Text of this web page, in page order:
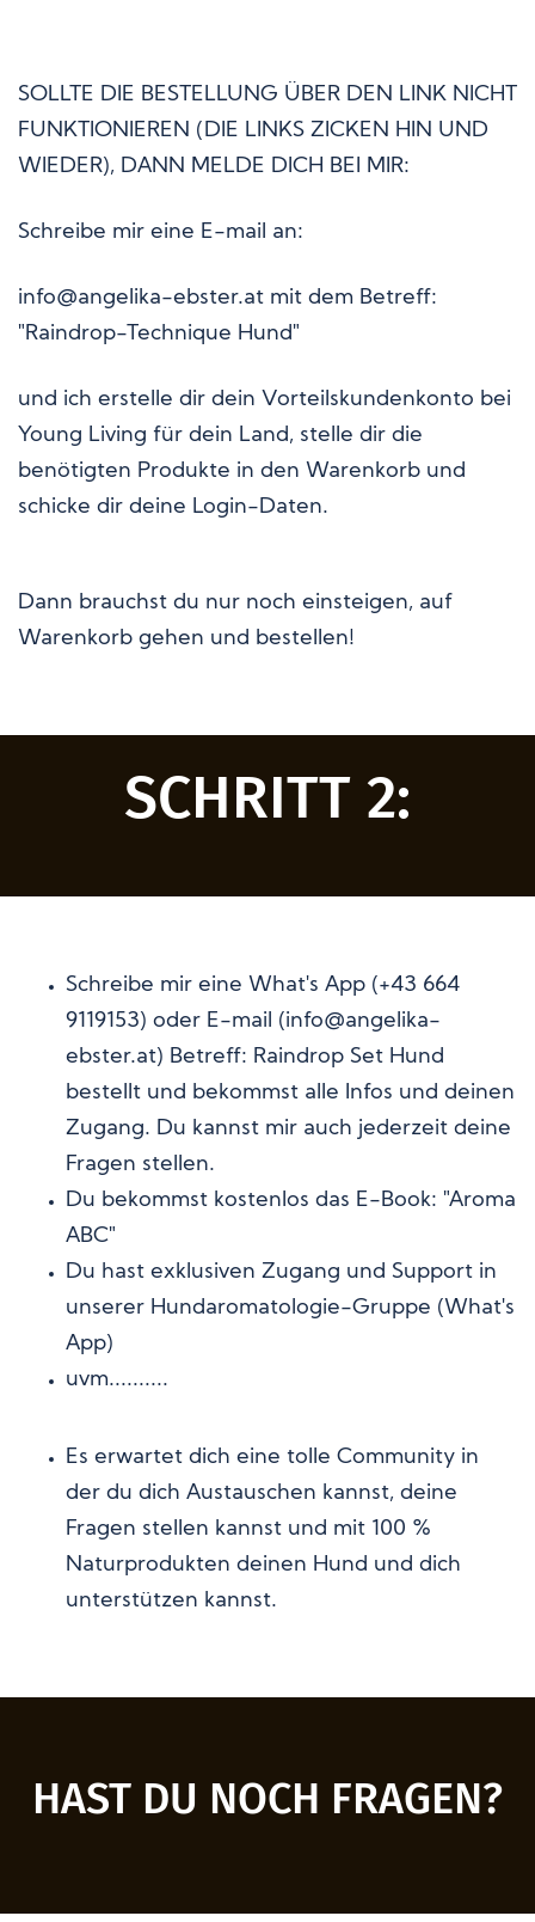
SOLLTE DIE BESTELLUNG ÜBER DEN LINK NICHT
FUNKTIONIEREN (DIE LINKS ZICKEN HIN UND
WIEDER), DANN MELDE DICH BEI MIR:
Schreibe mir eine E-mail an:
info@angelika-ebster.at mit dem Betreff:
"Raindrop-Technique Hund"
und ich erstelle dir dein Vorteilskundenkonto bei
Young Living für dein Land, stelle dir die
benötigten Produkte in den Warenkorb und
schicke dir deine Login-Daten.
Dann brauchst du nur noch einsteigen, auf
Warenkorb gehen und bestellen!
SCHRITT 2:
Schreibe mir eine What's App (+43 664
9119153) oder E-mail (info@angelika-
ebster.at) Betreff: Raindrop Set Hund
bestellt und bekommst alle Infos und deinen
Zugang. Du kannst mir auch jederzeit deine
Fragen stellen.
Du bekommst kostenlos das E-Book: "Aroma
ABC"
Du hast exklusiven Zugang und Support in
unserer Hundaromatologie-Gruppe (What's
App)
uvm..........
Es erwartet dich eine tolle Community in
der du dich Austauschen kannst, deine
Fragen stellen kannst und mit 100 %
Naturprodukten deinen Hund und dich
unterstützen kannst.
HAST DU NOCH FRAGEN?